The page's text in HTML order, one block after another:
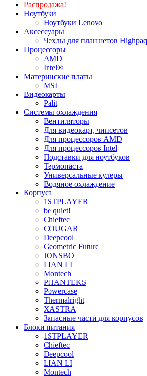
Распродажа!
Ноутбуки
Ноутбуки Lenovo
Аксессуары
Чехлы для планшетов Highpaq
Процессоры
AMD
Intel®
Материнские платы
MSI
Видеокарты
Palit
Системы охлаждения
Вентиляторы
Для видеокарт, чипсетов
Для процессоров AMD
Для процессоров Intel
Подставки для ноутбуков
Термопаста
Универсальные кулеры
Водяное охлаждение
Корпуса
1STPLAYER
be quiet!
Chieftec
COUGAR
Deepcool
Geometric Future
JONSBO
LIAN LI
Montech
PHANTEKS
Powercase
Thermalright
XASTRA
Запасные части для корпусов
Блоки питания
1STPLAYER
Chieftec
Deepcool
LIAN LI
Montech